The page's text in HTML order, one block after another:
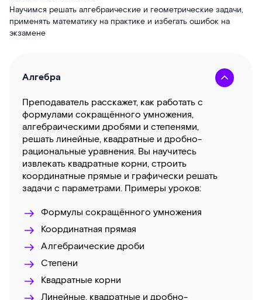
Научимся решать алгебраические и геометрические задачи,
применять математику на практике и избегать ошибок на
экзамене
Алгебра
Преподаватель расскажет, как работать с
формулами сокращённого умножения,
алгебраическими дробями и степенями,
решать линейные, квадратные и дробно-
рациональные уравнения. Вы научитесь
извлекать квадратные корни, строить
координатные прямые и графически решать
задачи с параметрами. Примеры уроков:
Формулы сокращённого умножения
Координатная прямая
Алгебраические дроби
Степени
Квадратные корни
Линейные, квадратные и дробно-